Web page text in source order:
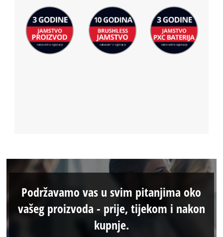
Podržavamo vas u svim pitanjima oko
vašeg proizvoda - prije, tijekom i nakon
kupnje.